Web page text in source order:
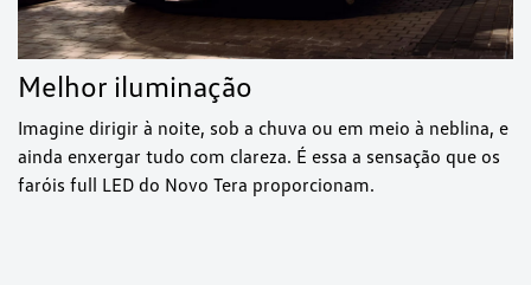
Melhor iluminação
Imagine dirigir à noite, sob a chuva ou em meio à neblina, e
ainda enxergar tudo com clareza. É essa a sensação que os
faróis full LED do Novo Tera proporcionam.